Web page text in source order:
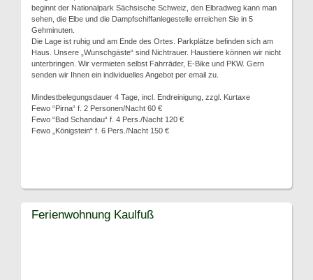
beginnt der Nationalpark Sächsische Schweiz, den Elbradweg kann man
sehen, die Elbe und die Dampfschiffanlegestelle erreichen Sie in 5
Gehminuten.
Die Lage ist ruhig und am Ende des Ortes. Parkplätze befinden sich am
Haus. Unsere „Wunschgäste“ sind Nichtrauer. Haustiere können wir nicht
unterbringen. Wir vermieten selbst Fahrräder, E-Bike und PKW. Gern
senden wir Ihnen ein individuelles Angebot per email zu.
Mindestbelegungsdauer 4 Tage, incl. Endreinigung, zzgl. Kurtaxe
Fewo “Pirna“ f. 2 Personen/Nacht 60 €
Fewo “Bad Schandau“ f. 4 Pers./Nacht 120 €
Fewo „Königstein“ f. 6 Pers./Nacht 150 €
Ferienwohnung Kaulfuß